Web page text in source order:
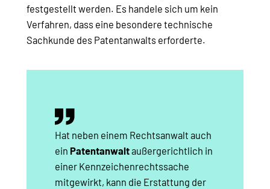
festgestellt werden. Es handele sich um kein
Verfahren, dass eine besondere technische
Sachkunde des Patentanwalts erforderte.
Hat neben einem Rechtsanwalt auch
ein Patentanwaltaußergerichtlich in
einer Kennzeichenrechtssache
mitgewirkt, kann die Erstattung der